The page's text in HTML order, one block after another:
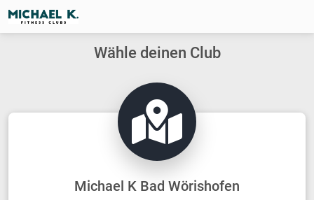
Wähle deinen Club
Michael K Bad Wörishofen